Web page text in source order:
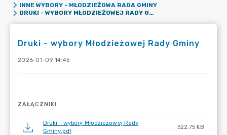
INNE WYBORY - MŁODZIEŻOWA RADA GMINY
DRUKI - WYBORY MŁODZIEŻOWEJ RADY GMINY
Druki - wybory Młodzieżowej Rady Gminy
2026-01-09 14:45
ZAŁĄCZNIKI
Druki - wybory Młodzieżowej Rady
Gminy.pdf
322.75 KB